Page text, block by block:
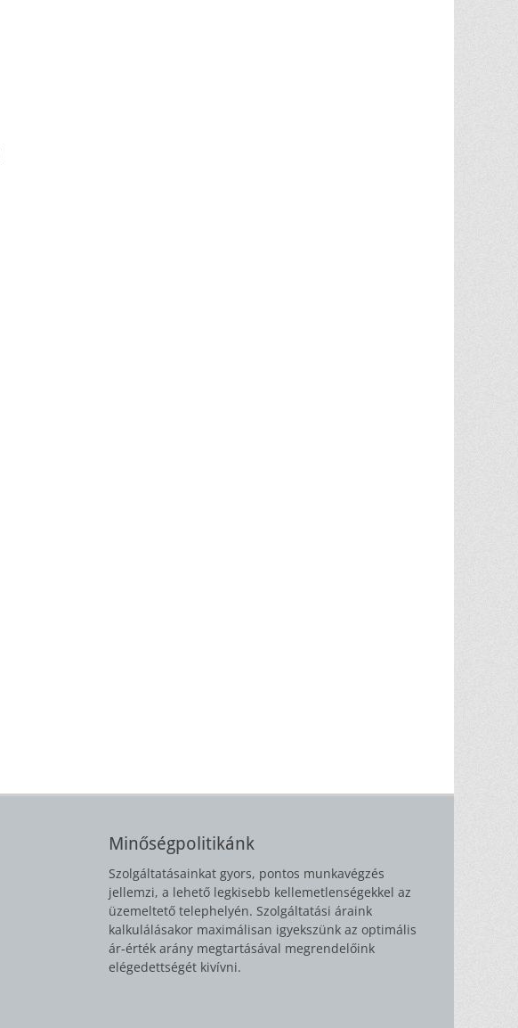
Minőségpolitikánk
Szolgáltatásainkat gyors, pontos munkavégzés
jellemzi, a lehető legkisebb kellemetlenségekkel az
üzemeltető telephelyén. Szolgáltatási áraink
kalkulálásakor maximálisan igyekszünk az optimális
ár-érték arány megtartásával megrendelőink
elégedettségét kivívni.